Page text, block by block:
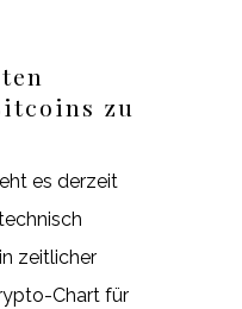
zu
es derzeit
zeitlicher
Chart für